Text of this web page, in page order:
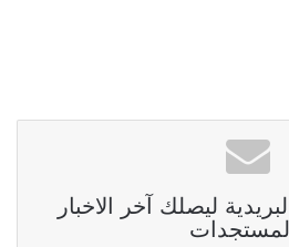
ليصلك آخر الاخبار